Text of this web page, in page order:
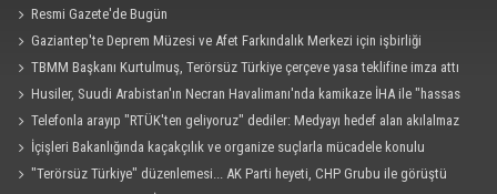
Resmi Gazete'de Bugün
Gaziantep'te Deprem Müzesi ve Afet Farkındalık Merkezi için işbirliği
protokolü imzalandı
TBMM Başkanı Kurtulmuş, Terörsüz Türkiye çerçeve yasa teklifine imza attı
Husiler, Suudi Arabistan'ın Necran Havalimanı'nda kamikaze İHA ile "hassas
bir hedefi" vurduklarını açıkladı
Telefonla arayıp "RTÜK'ten geliyoruz" dediler: Medyayı hedef alan akılalmaz
tuzak ifşa oldu
İçişleri Bakanlığında kaçakçılık ve organize suçlarla mücadele konulu
güvenlik toplantısı yapıldı
"Terörsüz Türkiye" düzenlemesi... AK Parti heyeti, CHP Grubu ile görüştü